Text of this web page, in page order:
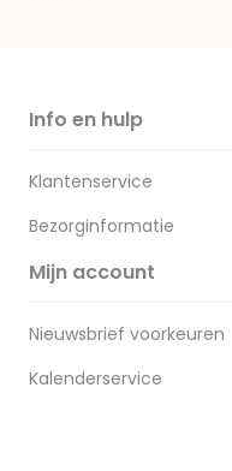
Info en hulp
Klantenservice
Bezorginformatie
Mijn account
Nieuwsbrief voorkeuren
Kalenderservice